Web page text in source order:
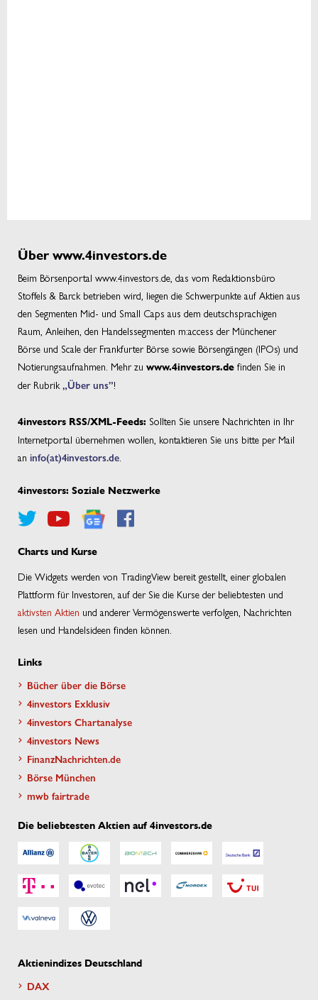
Über www.4investors.de
Beim Börsenportal www.4investors.de, das vom Redaktionsbüro
Stoffels & Barck betrieben wird, liegen die Schwerpunkte auf Aktien aus
den Segmenten Mid- und Small Caps aus dem deutschsprachigen
Raum, Anleihen, den Handelssegmenten m:access der Münchener
Börse und Scale der Frankfurter Börse sowie Börsengängen (IPOs) und
Notierungsaufnahmen. Mehr zu www.4investors.de finden Sie in
der Rubrik „Über uns”!
4investors RSS/XML-Feeds: Sollten Sie unsere Nachrichten in Ihr
Internetportal übernehmen wollen, kontaktieren Sie uns bitte per Mail
an info(at)4investors.de
4investors: Soziale Netzwerke
Charts und Kurse
Die Widgets werden von TradingView bereit gestellt, einer globalen
Plattform für Investoren, auf der Sie die Kurse der beliebtesten und
aktivsten Aktien und anderer Vermögenswerte verfolgen, Nachrichten
lesen und Handelsideen finden können.
Links
Bücher über die Börse
4investors Exklusiv
4investors Chartanalyse
4investors News
FinanzNachrichten.de
Börse München
mwb fairtrade
Die beliebtesten Aktien auf 4investors.de
Aktienindizes Deutschland
DAX